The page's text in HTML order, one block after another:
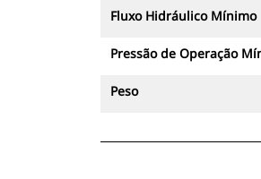
Fluxo Hidráulico Mínimo
Pressão de Operação
Peso